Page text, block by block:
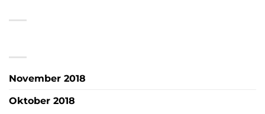
November 2018
Oktober 2018